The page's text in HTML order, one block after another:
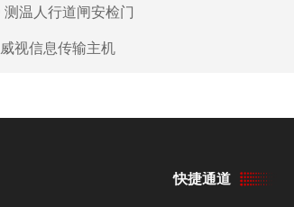
温人行道闸安检门
视信息传输主机
快捷通道